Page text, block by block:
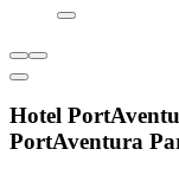
Hotel
PortAventura